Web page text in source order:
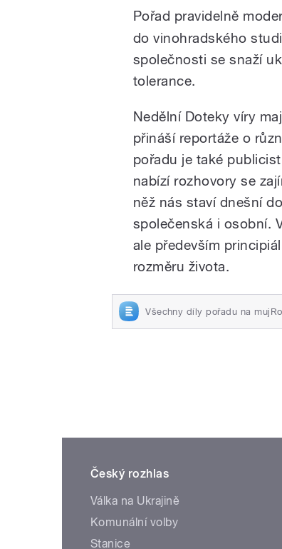
Pořad pravidelně
do vinohradského
společnosti se snaží
tolerance.
Nedělní Doteky víry
přináší reportáže o
pořadu je také
nabízí rozhovory se
něž nás staví dnešní
společenská i osobní.
ale především
rozměru života.
Všechny díly pořadu na
Český rozhlas
Válka na Ukrajině
Komunální volby
Stanice